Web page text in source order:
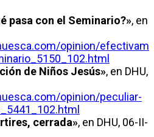
pasa con el Seminario?», en
opinion/efectivam
de Niños Jesús», en DHU,
opinion/peculiar-
cerrada», en DHU, 06-II-